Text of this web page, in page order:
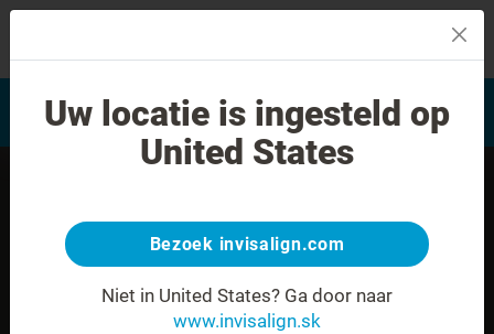
Hodnotenie úsmevu
Vyhľadať často kladené
otázky
Uw locatie is ingesteld op
United States
Bezoek invisalign.com
Niet in United States? Ga door naar
www.invisalign.sk